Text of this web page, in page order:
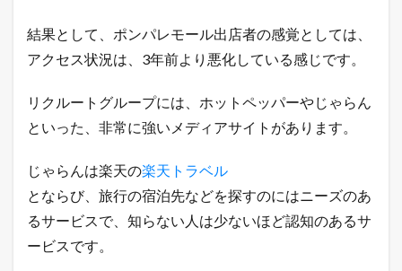
結果として、ポンパレモール出店者の感覚としては、
アクセス状況は、3年前より悪化している感じです。
リクルートグループには、ホットペッパーやじゃらん
といった、非常に強いメディアサイトがあります。
じゃらんは楽天の楽天トラベル
とならび、旅行の宿泊先などを探すのにはニーズのあ
るサービスで、知らない人は少ないほど認知のあるサ
ービスです。